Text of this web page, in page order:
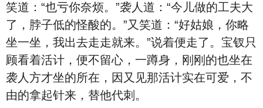
笑道：“也亏你奈烦。”袭人道：“今儿做的工夫大
了，脖子低的怪酸的。”又笑道：“好姑娘，你略
坐一坐，我出去走走就来。”说着便走了。宝钗只
顾看着活计，便不留心，一蹲身，刚刚的也坐在
袭人方才坐的所在，因又见那活计实在可爱，不
由的拿起针来，替他代刺。